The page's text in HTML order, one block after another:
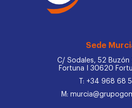
Sede
C/ Sodales, 52 Buzón
Fortuna I 30620
T: +34 968 68
M: